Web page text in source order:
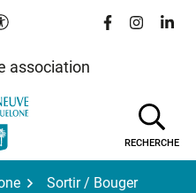
Paramètres d'accessibilité
Lien vers le
Lien vers
Lien
association
RECHERCHE
Sortir / Bouger